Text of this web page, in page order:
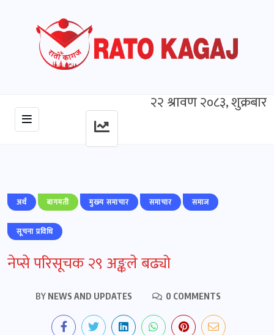
२२ श्रावण २०८३, शुक्रबार
अर्थ बागमती मुख्‍य समाचार समाचार समाज
सूचना प्रविधि
नेप्से परिसूचक २९ अङ्कले बढ्यो
BYNEWS AND UPDATES 0 COMMENTS